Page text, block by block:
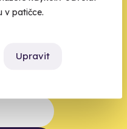
v patičce.
Upravit
my
se žije naplno. Pojďte